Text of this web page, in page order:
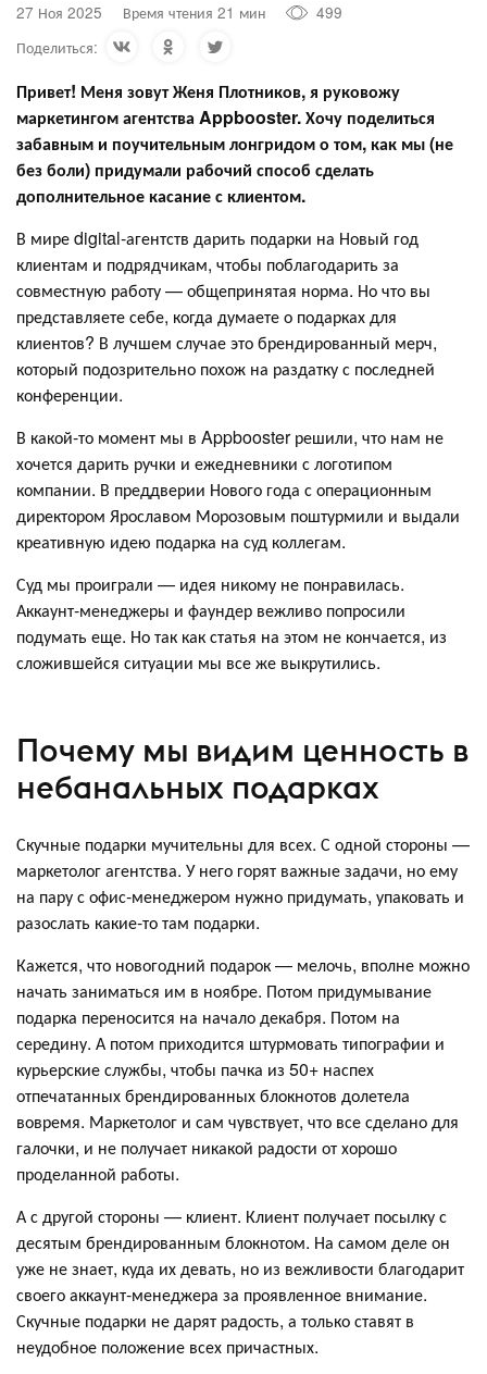
27 Ноя 2025 Время чтения 21 мин
499
Поделиться:
Привет! Меня зовут Женя Плотников, я руковожу
маркетингом агентства Appbooster. Хочу поделиться
забавным и поучительным лонгридом о том, как мы (не
без боли) придумали рабочий способ сделать
дополнительное касание с клиентом.
В мире digital-агентств дарить подарки на Новый год
клиентам и подрядчикам, чтобы поблагодарить за
совместную работу — общепринятая норма. Но что вы
представляете себе, когда думаете о подарках для
клиентов? В лучшем случае это брендированный мерч,
который подозрительно похож на раздатку с последней
конференции.
В какой-то момент мы в Appbooster решили, что нам не
хочется дарить ручки и ежедневники с логотипом
компании. В преддверии Нового года с операционным
директором Ярославом Морозовым поштурмили и выдали
креативную идею подарка на суд коллегам.
Суд мы проиграли — идея никому не понравилась.
Аккаунт-менеджеры и фаундер вежливо попросили
подумать еще. Но так как статья на этом не кончается, из
сложившейся ситуации мы все же выкрутились.
Почему мы видим ценность в
небанальных подарках
Скучные подарки мучительны для всех. С одной стороны —
маркетолог агентства. У него горят важные задачи, но ему
на пару с офис-менеджером нужно придумать, упаковать и
разослать какие-то там подарки.
Кажется, что новогодний подарок — мелочь, вполне можно
начать заниматься им в ноябре. Потом придумывание
подарка переносится на начало декабря. Потом на
середину. А потом приходится штурмовать типографии и
курьерские службы, чтобы пачка из 50+ наспех
отпечатанных брендированных блокнотов долетела
вовремя. Маркетолог и сам чувствует, что все сделано для
галочки, и не получает никакой радости от хорошо
проделанной работы.
А с другой стороны — клиент. Клиент получает посылку с
десятым брендированным блокнотом. На самом деле он
уже не знает, куда их девать, но из вежливости благодарит
своего аккаунт-менеджера за проявленное внимание.
Скучные подарки не дарят радость, а только ставят в
неудобное положение всех причастных.